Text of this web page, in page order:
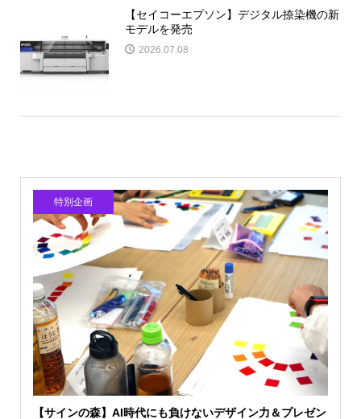
【セイコーエプソン】デジタル捺染機の新
モデルを発売
2026.07.08
特別企画
【サインの森】AI時代にも負けないデザイン力＆プレゼン